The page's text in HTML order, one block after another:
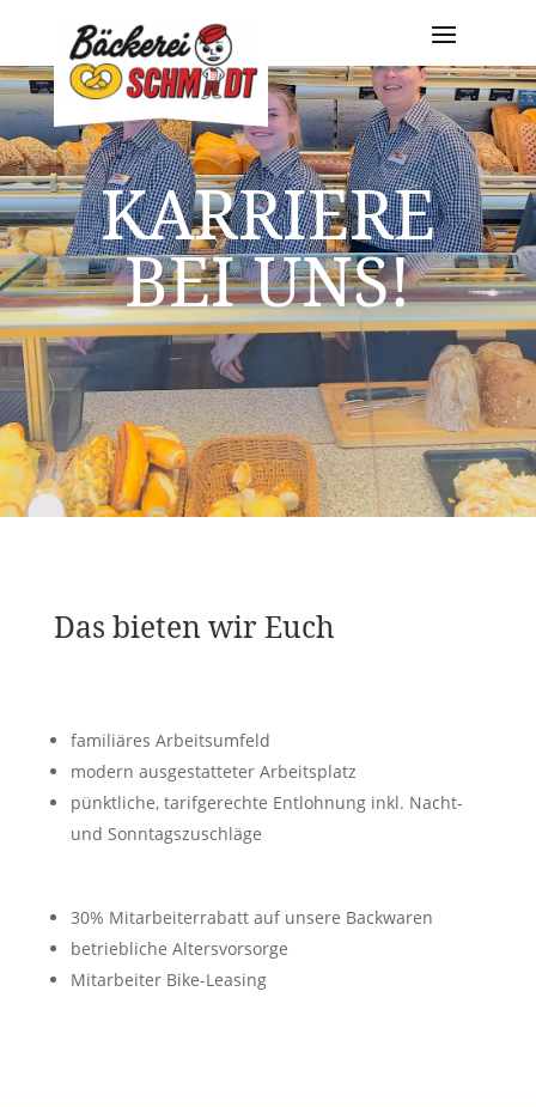
KARRIERE
BEI UNS!
Das bieten wir Euch
familiäres Arbeitsumfeld
modern ausgestatteter Arbeitsplatz
pünktliche, tarifgerechte Entlohnung inkl. Nacht-
und Sonntagszuschläge
30% Mitarbeiterrabatt auf unsere Backwaren
betriebliche Altersvorsorge
Mitarbeiter Bike-Leasing